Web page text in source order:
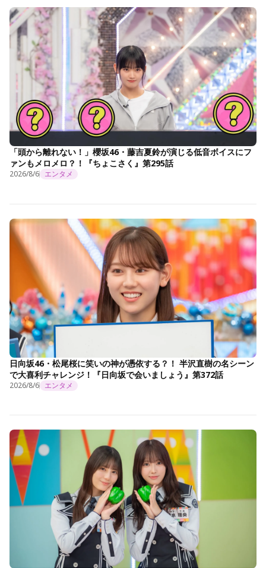
「頭から離れない！」櫻坂46・藤吉夏鈴が演じる低音ボイスにフ
ァンもメロメロ？！『ちょこさく』第295話
2026/8/6 エンタメ
日向坂46・松尾桜に笑いの神が憑依する？！ 半沢直樹の名シーン
で大喜利チャレンジ！『日向坂で会いましょう』第372話
2026/8/6 エンタメ